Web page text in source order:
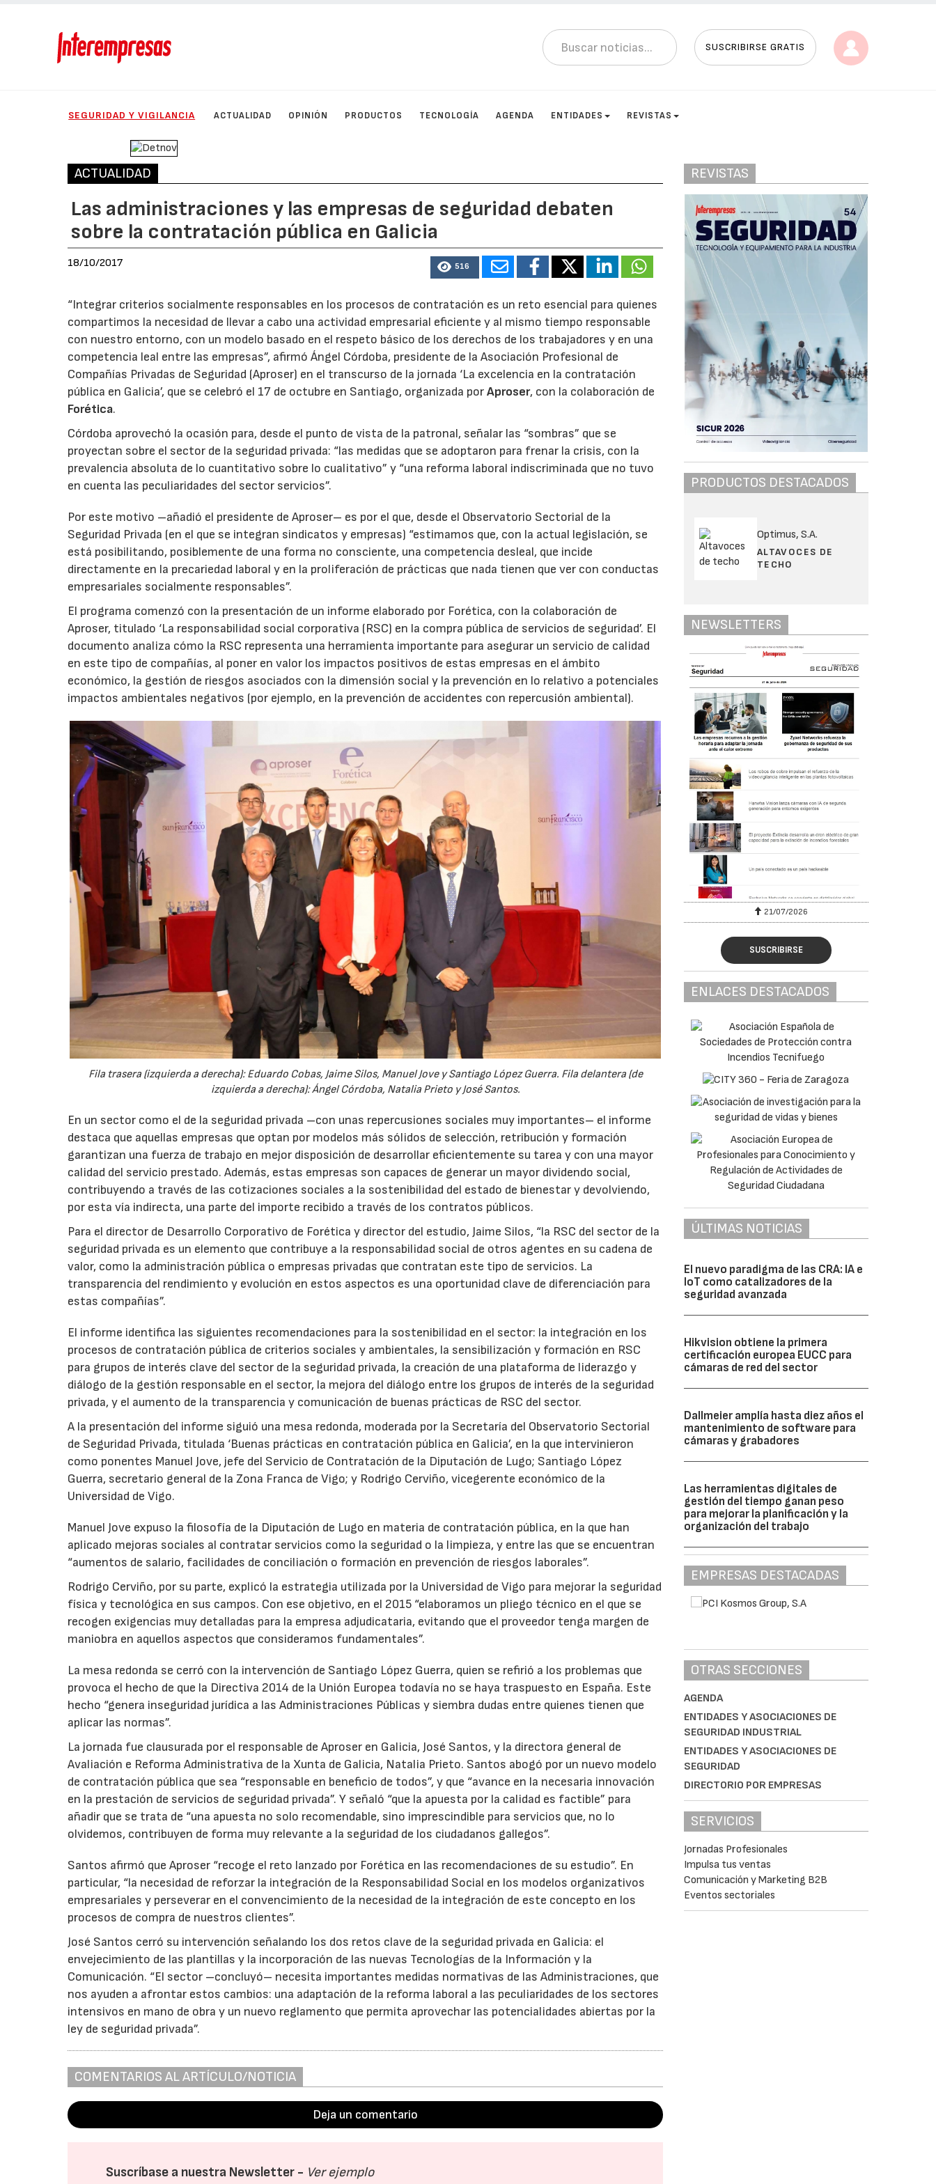
SUSCRIBIRSE GRATIS
SEGURIDAD Y VIGILANCIA ACTUALIDAD OPINIÓN PRODUCTOS TECNOLOGÍA AGENDA ENTIDADES REVISTAS
ACTUALIDAD
Las administraciones y las empresas de seguridad debaten
sobre la contratación pública en Galicia
18/10/2017 516
“Integrar criterios socialmente responsables en los procesos de contratación es un reto esencial para quienes
compartimos la necesidad de llevar a cabo una actividad empresarial eficiente y al mismo tiempo responsable
con nuestro entorno, con un modelo basado en el respeto básico de los derechos de los trabajadores y en una
competencia leal entre las empresas”, afirmó Ángel Córdoba, presidente de la Asociación Profesional de
Compañías Privadas de Seguridad (Aproser) en el transcurso de la jornada ‘La excelencia en la contratación
pública en Galicia’, que se celebró el 17 de octubre en Santiago, organizada porAproser, con la colaboración de
Forética.
Córdoba aprovechó la ocasión para, desde el punto de vista de la patronal, señalar las “sombras” que se
proyectan sobre el sector de la seguridad privada: “las medidas que se adoptaron para frenar la crisis, con la
prevalencia absoluta de lo cuantitativo sobre lo cualitativo” y “una reforma laboral indiscriminada que no tuvo
en cuenta las peculiaridades del sector servicios”.
Por este motivo –añadió el presidente de Aproser– es por el que, desde el Observatorio Sectorial de la
Seguridad Privada (en el que se integran sindicatos y empresas) “estimamos que, con la actual legislación, se
está posibilitando, posiblemente de una forma no consciente, una competencia desleal, que incide
directamente en la precariedad laboral y en la proliferación de prácticas que nada tienen que ver con conductas
empresariales socialmente responsables”.
El programa comenzó con la presentación de un informe elaborado por Forética, con la colaboración de
Aproser, titulado ‘La responsabilidad social corporativa (RSC) en la compra pública de servicios de seguridad’. El
documento analiza cómo la RSC representa una herramienta importante para asegurar un servicio de calidad
en este tipo de compañías, al poner en valor los impactos positivos de estas empresas en el ámbito
económico, la gestión de riesgos asociados con la dimensión social y la prevención en lo relativo a potenciales
impactos ambientales negativos (por ejemplo, en la prevención de accidentes con repercusión ambiental).
Fila trasera (izquierda a derecha): Eduardo Cobas, Jaime Silos, Manuel Jove y Santiago López Guerra. Fila delantera (de
izquierda a derecha): Ángel Córdoba, Natalia Prieto y José Santos.
En un sector como el de la seguridad privada –con unas repercusiones sociales muy importantes– el informe
destaca que aquellas empresas que optan por modelos más sólidos de selección, retribución y formación
garantizan una fuerza de trabajo en mejor disposición de desarrollar eficientemente su tarea y con una mayor
calidad del servicio prestado. Además, estas empresas son capaces de generar un mayor dividendo social,
contribuyendo a través de las cotizaciones sociales a la sostenibilidad del estado de bienestar y devolviendo,
por esta vía indirecta, una parte del importe recibido a través de los contratos públicos.
Para el director de Desarrollo Corporativo de Forética y director del estudio, Jaime Silos, “la RSC del sector de la
seguridad privada es un elemento que contribuye a la responsabilidad social de otros agentes en su cadena de
valor, como la administración pública o empresas privadas que contratan este tipo de servicios. La
transparencia del rendimiento y evolución en estos aspectos es una oportunidad clave de diferenciación para
estas compañías”.
El informe identifica las siguientes recomendaciones para la sostenibilidad en el sector: la integración en los
procesos de contratación pública de criterios sociales y ambientales, la sensibilización y formación en RSC
para grupos de interés clave del sector de la seguridad privada, la creación de una plataforma de liderazgo y
diálogo de la gestión responsable en el sector, la mejora del diálogo entre los grupos de interés de la seguridad
privada, y el aumento de la transparencia y comunicación de buenas prácticas de RSC del sector.
A la presentación del informe siguió una mesa redonda, moderada por la Secretaría del Observatorio Sectorial
de Seguridad Privada, titulada ‘Buenas prácticas en contratación pública en Galicia’, en la que intervinieron
como ponentes Manuel Jove, jefe del Servicio de Contratación de la Diputación de Lugo; Santiago López
Guerra, secretario general de la Zona Franca de Vigo; y Rodrigo Cerviño, vicegerente económico de la
Universidad de Vigo.
Manuel Jove expuso la filosofía de la Diputación de Lugo en materia de contratación pública, en la que han
aplicado mejoras sociales al contratar servicios como la seguridad o la limpieza, y entre las que se encuentran
“aumentos de salario, facilidades de conciliación o formación en prevención de riesgos laborales”.
Rodrigo Cerviño, por su parte, explicó la estrategia utilizada por la Universidad de Vigo para mejorar la seguridad
física y tecnológica en sus campos. Con ese objetivo, en el 2015 “elaboramos un pliego técnico en el que se
recogen exigencias muy detalladas para la empresa adjudicataria, evitando que el proveedor tenga margen de
maniobra en aquellos aspectos que consideramos fundamentales”.
La mesa redonda se cerró con la intervención de Santiago López Guerra, quien se refirió a los problemas que
provoca el hecho de que la Directiva 2014 de la Unión Europea todavía no se haya traspuesto en España. Este
hecho “genera inseguridad jurídica a las Administraciones Públicas y siembra dudas entre quienes tienen que
aplicar las normas”.
La jornada fue clausurada por el responsable de Aproser en Galicia, José Santos, y la directora general de
Avaliación e Reforma Administrativa de la Xunta de Galicia, Natalia Prieto. Santos abogó por un nuevo modelo
de contratación pública que sea “responsable en beneficio de todos”, y que “avance en la necesaria innovación
en la prestación de servicios de seguridad privada”. Y señaló “que la apuesta por la calidad es factible” para
añadir que se trata de “una apuesta no solo recomendable, sino imprescindible para servicios que, no lo
olvidemos, contribuyen de forma muy relevante a la seguridad de los ciudadanos gallegos”.
Santos afirmó que Aproser “recoge el reto lanzado por Forética en las recomendaciones de su estudio”. En
particular, “la necesidad de reforzar la integración de la Responsabilidad Social en los modelos organizativos
empresariales y perseverar en el convencimiento de la necesidad de la integración de este concepto en los
procesos de compra de nuestros clientes”.
José Santos cerró su intervención señalando los dos retos clave de la seguridad privada en Galicia: el
envejecimiento de las plantillas y la incorporación de las nuevas Tecnologías de la Información y la
Comunicación. “El sector –concluyó– necesita importantes medidas normativas de las Administraciones, que
nos ayuden a afrontar estos cambios: una adaptación de la reforma laboral a las peculiaridades de los sectores
intensivos en mano de obra y un nuevo reglamento que permita aprovechar las potencialidades abiertas por la
ley de seguridad privada”.
COMENTARIOS AL ARTÍCULO/NOTICIA
Deja un comentario
Suscríbase a nuestra Newsletter - Ver ejemplo
REVISTAS
PRODUCTOS DESTACADOS
Optimus, S.A.
ALTAVOCES DE
TECHO
NEWSLETTERS
21/07/2026 28/07/2026 21/07/2026
SUSCRIBIRSE
ENLACES DESTACADOS
ÚLTIMAS NOTICIAS
El nuevo paradigma de las CRA: IA e
IoT como catalizadores de la
seguridad avanzada
Hikvision obtiene la primera
certificación europea EUCC para
cámaras de red del sector
Dallmeier amplía hasta diez años el
mantenimiento de software para
cámaras y grabadores
Las herramientas digitales de
gestión del tiempo ganan peso
para mejorar la planificación y la
organización del trabajo
EMPRESAS DESTACADAS
OTRAS SECCIONES
AGENDA
ENTIDADES Y ASOCIACIONES DE
SEGURIDAD INDUSTRIAL
ENTIDADES Y ASOCIACIONES DE
SEGURIDAD
DIRECTORIO POR EMPRESAS
SERVICIOS
Jornadas Profesionales
Impulsa tus ventas
Comunicación y Marketing B2B
Eventos sectoriales